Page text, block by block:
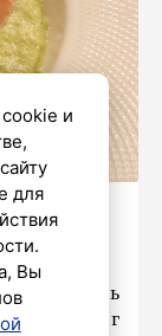
есть
диетолог
и
для
Вы